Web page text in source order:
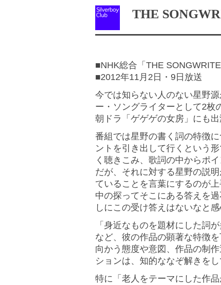
THE
■NHK総合「THE
■2012年11月2日・9日放送
今では知らない人のない星野
ー・ソングライターとして2枚
朝ドラ「ゲゲゲの女房」にも
番組では星野の書く詞の特徴
ントを引き出して行くという
く聴きこみ、歌詞の中からポ
だが、それに対する星野の説
ていることを言葉にするのが
中の探ってそこにある答えを
しにこの受け答えはないなと
「身近なものを題材にした詞
など、彼の作品の顕著な特徴
向かう態度や意図、作品の制
ションは、知的ななぞ解きを
特に「老人をテーマにした作